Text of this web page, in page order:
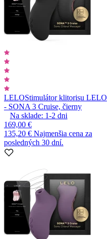
LELOStimulátor klitorisu LELO
- SONA 3 Cruise, čierny
Na sklade: 1-2 dni
169,00 €
135,20 € Najmenšia cena za
posledných 30 dní.